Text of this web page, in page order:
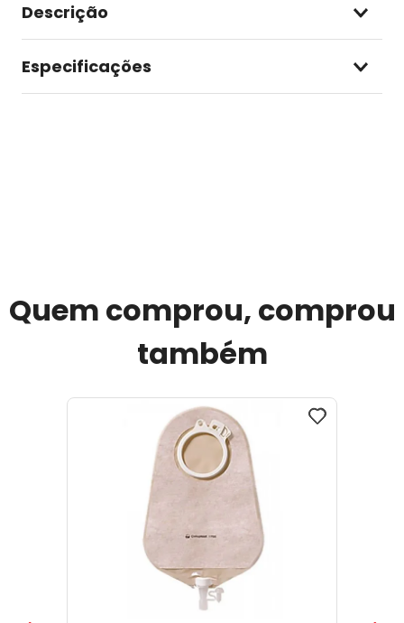
Descrição
Especificações
Quem comprou, comprou
também